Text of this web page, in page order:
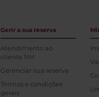
Gerir a sua reserva
Atendimento ao
cliente NH
Gerenciar sua reserva
Termos e condições
gerais